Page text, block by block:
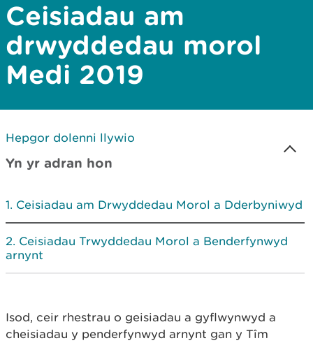
Ceisiadau am
drwyddedau morol
Medi 2019
Hepgor dolenni llywio
Yn yr adran hon
Ceisiadau am Drwyddedau Morol a Dderbyniwyd
Ceisiadau Trwyddedau Morol a Benderfynwyd
arnynt
Isod, ceir rhestrau o geisiadau a gyflwynwyd a
cheisiadau y penderfynwyd arnynt gan y Tîm